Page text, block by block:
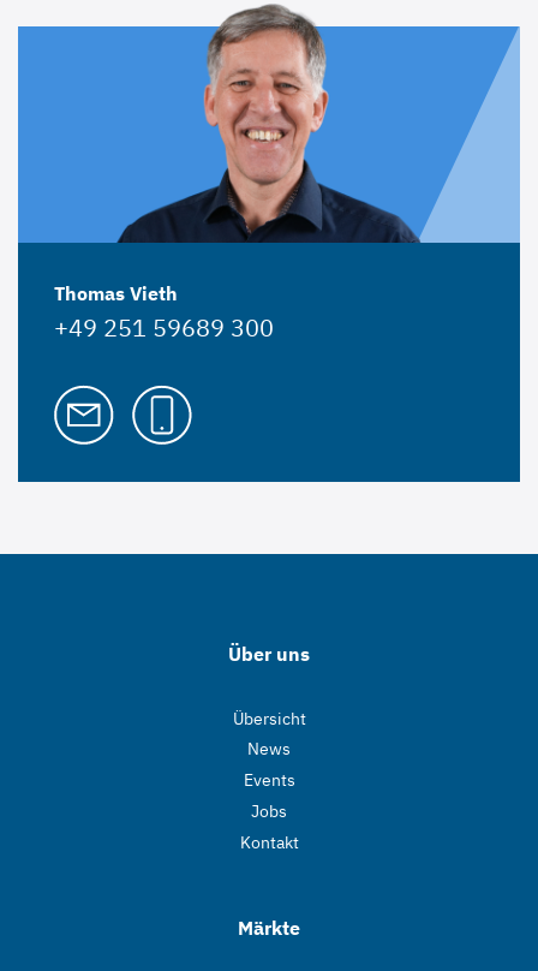
Thomas Vieth
+49 251 59689 300
Über uns
Übersicht
News
Events
Jobs
Kontakt
Märkte